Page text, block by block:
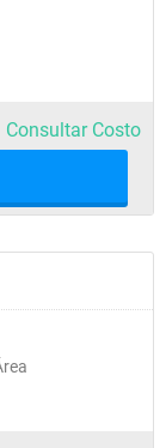
Consultar Costo